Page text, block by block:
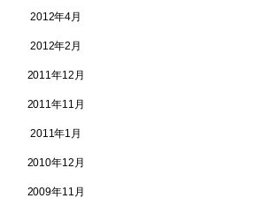
2012年4月
2012年2月
2011年12月
2011年11月
2011年1月
2010年12月
2009年11月